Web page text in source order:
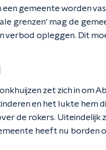
een gemeente worden
grenzen' mag de
verbod opleggen. Dit
zet zich in om
en het lukte hem
de rokers. Uiteindelijk
heeft nu borden